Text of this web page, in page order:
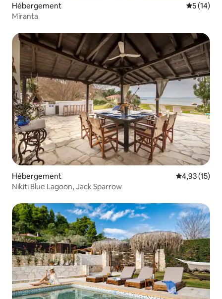
Hébergement
5 (14)
Miranta
Hébergement Évaluation
4,93 (15)
Nikiti Blue Lagoon, Jack Sparrow